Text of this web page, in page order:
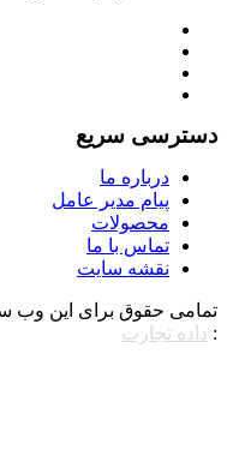
دسترسی سریع
درباره ما
پیام مدیر عامل
محصولات
تماس با ما
نقشه سایت
تمامی حقوق برای این وب
داده تجارت